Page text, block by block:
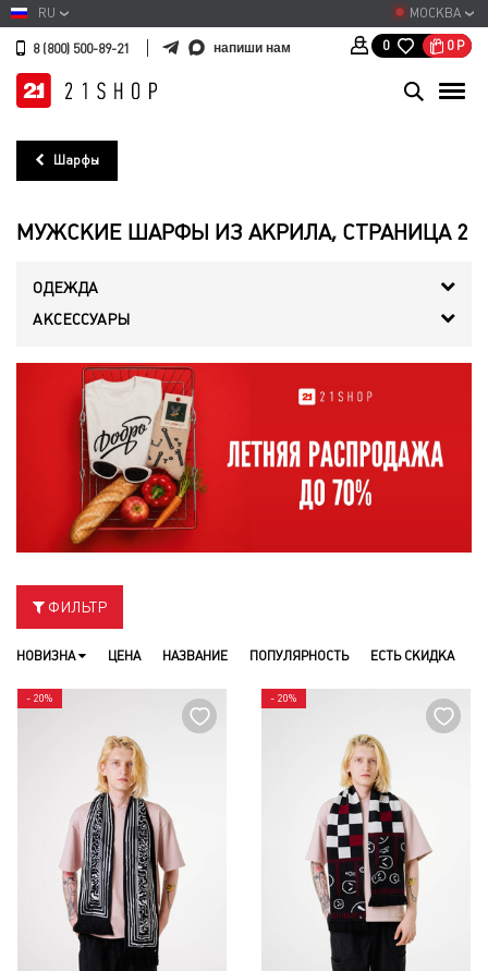
МОСКВА
RU
8 (800) 500-89-21 напиши нам 0 0 Р
Шарфы
МУЖСКИЕ ШАРФЫ ИЗ АКРИЛА, СТРАНИЦА 2
ОДЕЖДА
АКСЕССУАРЫ
ФИЛЬТР
НОВИЗНА ЦЕНА НАЗВАНИЕ ПОПУЛЯРНОСТЬ ЕСТЬ СКИДКА
- 20% - 20%